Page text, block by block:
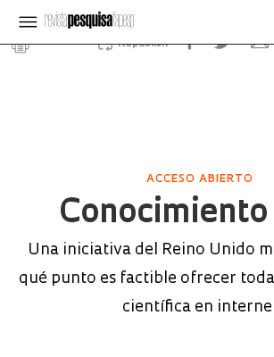
Republish
ACCESO ABIERTO
Una iniciativa del Reino Unido
qué punto es factible ofrecer
científica en